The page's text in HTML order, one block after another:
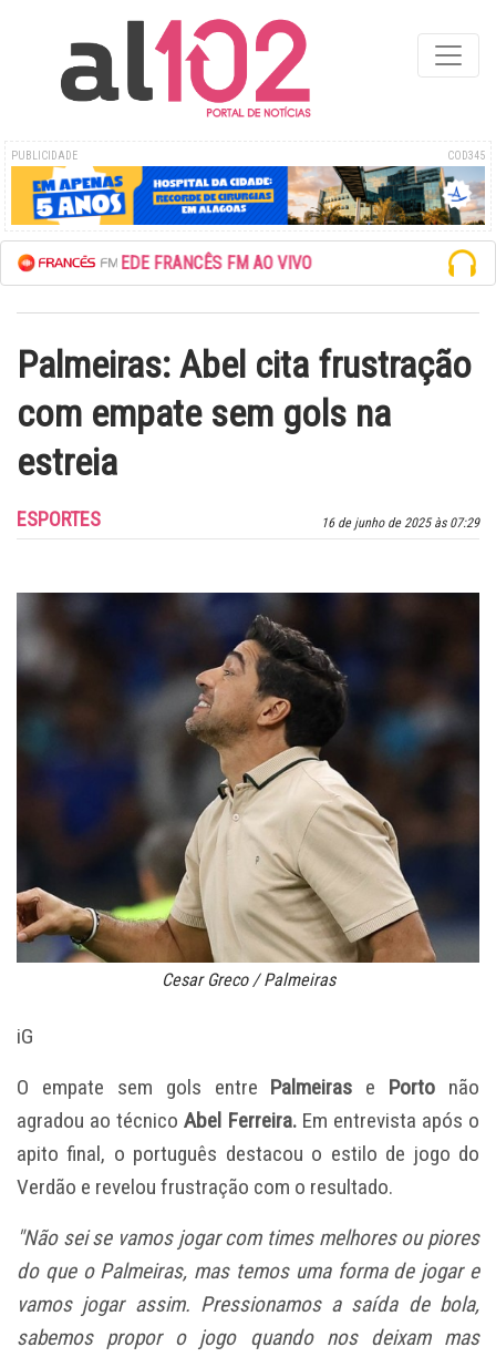
PUBLICIDADE COD345
ESCUTE A REDE FRANCÊS FM AO VIVO
Palmeiras: Abel cita frustração
com empate sem gols na
estreia
16 de junho de 2025 às 07:29
ESPORTES
Cesar Greco / Palmeiras
iG
O empate sem gols entre Palmeiras e Porto não
agradou ao técnicoAbel Ferreira.Em entrevista após o
apito final, o português destacou o estilo de jogo do
Verdão e revelou frustração com o resultado.
"Não sei se vamos jogar com times melhores ou piores
do que o Palmeiras, mas temos uma forma de jogar e
vamos jogar assim. Pressionamos a saída de bola,
sabemos propor o jogo quando nos deixam mas